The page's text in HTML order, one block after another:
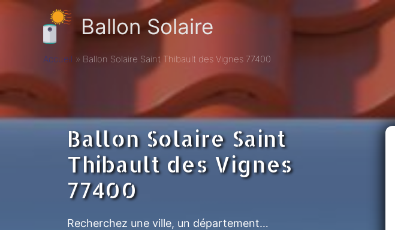
Ballon Solaire
Accueil Ballon Solaire Saint Thibault des Vignes 77400
Ballon Solaire Saint
Thibault des Vignes
77400
Recherchez une ville, un département…